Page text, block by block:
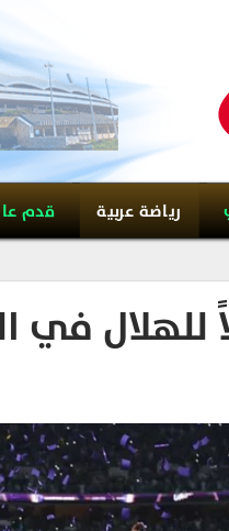
رياضة عربية قدم
للهلال في